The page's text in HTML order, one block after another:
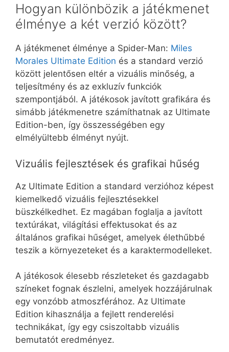
Hogyan különbözik a játékmenet
élménye a két verzió között?
A játékmenet élménye a Spider-Man: Miles
Morales Ultimate Edition és a standard verzió
között jelentősen eltér a vizuális minőség, a
teljesítmény és az exkluzív funkciók
szempontjából. A játékosok javított grafikára és
simább játékmenetre számíthatnak az Ultimate
Edition-ben, így összességében egy
elmélyültebb élményt nyújt.
Vizuális fejlesztések és grafikai hűség
Az Ultimate Edition a standard verzióhoz képest
kiemelkedő vizuális fejlesztésekkel
büszkélkedhet. Ez magában foglalja a javított
textúrákat, világítási effektusokat és az
általános grafikai hűséget, amelyek élethűbbé
teszik a környezeteket és a karaktermodelleket.
A játékosok élesebb részleteket és gazdagabb
színeket fognak észlelni, amelyek hozzájárulnak
egy vonzóbb atmoszférához. Az Ultimate
Edition kihasználja a fejlett renderelési
technikákat, így egy csiszoltabb vizuális
bemutatót eredményez.